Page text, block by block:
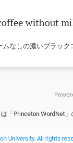
without
なしの濃いブラック
「Princeton WordNet
University. All rights